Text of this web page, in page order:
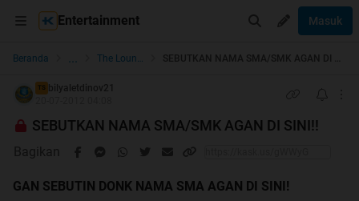
Entertainment Masuk
Beranda ... The Lounge
TS
bilyaletdinov21
SEBUTKAN NAMA SMA/SMK AGAN DI SINI!!
Bagikan
GAN SEBUTIN DONK NAMA SMA AGAN DI SINI!